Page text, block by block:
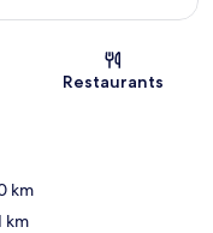
Restaurants
km
km